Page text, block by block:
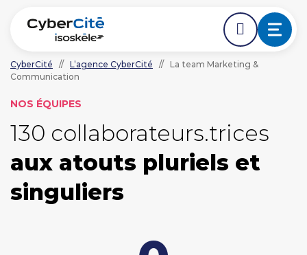
Nos expertises
L'agence
Ressources
CyberCité // L’agence CyberCité // La team Marketing &
Communication
NOS ÉQUIPES
130 collaborateurs.trices
aux atouts pluriels et
singuliers